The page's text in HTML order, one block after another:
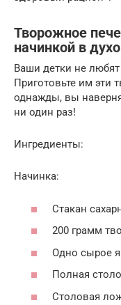
Творожное
начинкой в
Ваши детки не
Приготовьте им эти
однажды, вы
ни один раз!
Ингредиенты:
Начинка:
Стакан
200 грамм
Одно сырое
Полная
Столовая